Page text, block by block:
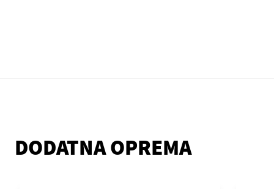
DODATNA OPREMA